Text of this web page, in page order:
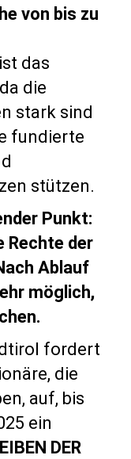
von bis zu
das
die
stark sind
fundierte
stützen.
Punkt:
Rechte der
Ablauf
möglich,
fordert
die
auf, bis
ein
DER